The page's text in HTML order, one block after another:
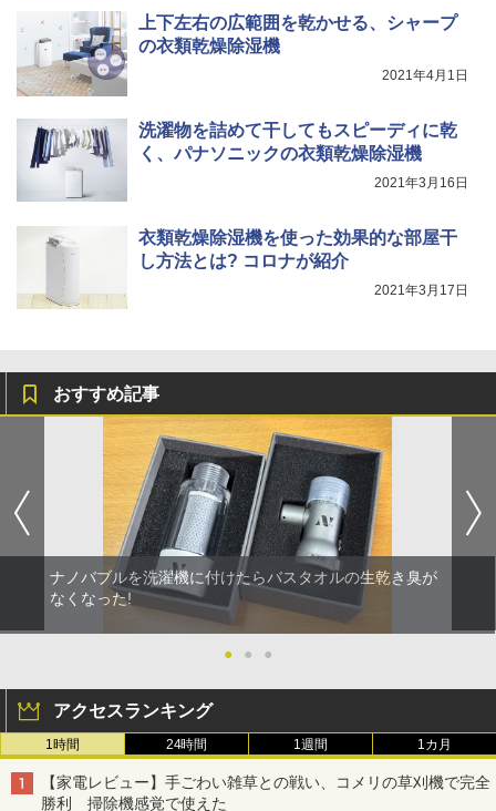
上下左右の広範囲を乾かせる、シャープ
の衣類乾燥除湿機
2021年4月1日
洗濯物を詰めて干してもスピーディに乾
く、パナソニックの衣類乾燥除湿機
2021年3月16日
衣類乾燥除湿機を使った効果的な部屋干
し方法とは? コロナが紹介
2021年3月17日
おすすめ記事
ナノバブルを洗濯機に付けたらバスタオルの生乾き臭が
なくなった!
● ● ●
アクセスランキング
1時間 24時間 1週間 1カ月
【家電レビュー】手ごわい雑草との戦い、コメリの草刈機で完全
勝利 掃除機感覚で使えた